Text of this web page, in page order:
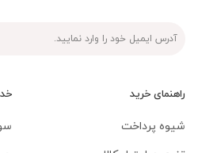
راهنمای خرید
شیوه پرداخت